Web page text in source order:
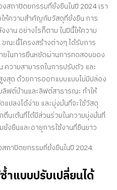
TH
สถาปัตยกรรมที่ยั่งยืนในปี 2024 เรา
ให้ความสำคัญกับวัสดุที่ยั่งยืน การ
าน อย่างไรก็ตาม ในปีนี้ให้ความ
ณะนี้โครงสร้างต่างๆ ได้รับการ
ยในการยืนหยัดผ่านการทดสอบของ
ความสามารถในการปรับตัว และ
งสุด ด้วยการออกแบบแบบไม่มีปล่อง
ฟต์บ้านและลิฟต์สาธารณะ ทำให้
ปลงได้ง่าย และมุ่งมั่นที่จะใช้วัสดุ
นเต้นที่ได้มีส่วนร่วมในความมุ่งมั่นที่
งยืนและอายุการใช้งานที่ยืนยาว
ถาปัตยกรรมที่ยั่งยืนในปี 2024:
ำแบบปรับเปลี่ยนได้